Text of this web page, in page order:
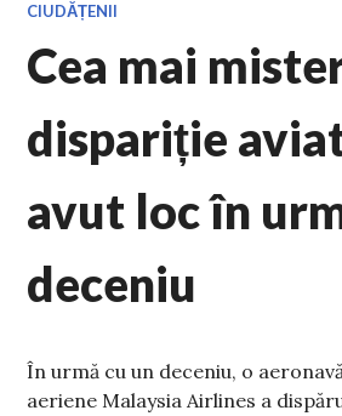
CIUDĂȚENII
Cea mai
dispariție
avut loc în
deceniu
În urmă cu un deceniu, o
aeriene Malaysia Airlines a